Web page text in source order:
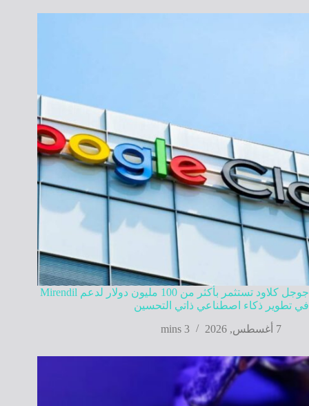
جوجل كلاود تستثمر بأكثر من 100 مليون دولار لدعم Mirendil
في تطوير ذكاء اصطناعي ذاتي التحسين
7 أغسطس, 2026
3 mins